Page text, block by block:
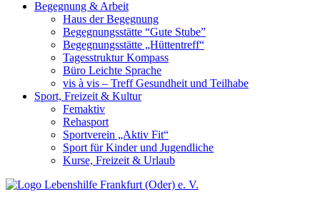
Begegnung & Arbeit
Haus der Begegnung
Begegnungsstätte “Gute Stube”
Begegnungsstätte „Hüttentreff“
Tagesstruktur Kompass
Büro Leichte Sprache
vis à vis – Treff Gesundheit und Teilhabe
Sport, Freizeit & Kultur
Femaktiv
Rehasport
Sportverein „Aktiv Fit“
Sport für Kinder und Jugendliche
Kurse, Freizeit & Urlaub